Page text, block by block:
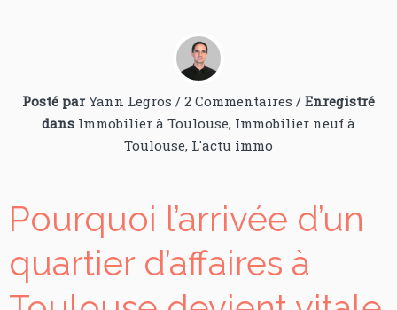
Posté par Yann Legros / 2 Commentaires / Enregistré
dans Immobilier à Toulouse, Immobilier neuf à
Toulouse, L'actu immo
Pourquoi l’arrivée d’un
quartier d’affaires à